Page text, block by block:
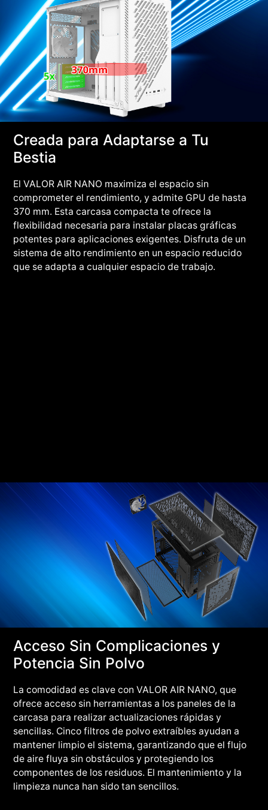
Creada para Adaptarse a Tu
Bestia
El VALOR AIR NANO maximiza el espacio sin
comprometer el rendimiento, y admite GPU de hasta
370 mm. Esta carcasa compacta te ofrece la
flexibilidad necesaria para instalar placas gráficas
potentes para aplicaciones exigentes. Disfruta de un
sistema de alto rendimiento en un espacio reducido
que se adapta a cualquier espacio de trabajo.
Acceso Sin Complicaciones y
Potencia Sin Polvo
La comodidad es clave con VALOR AIR NANO, que
ofrece acceso sin herramientas a los paneles de la
carcasa para realizar actualizaciones rápidas y
sencillas. Cinco filtros de polvo extraíbles ayudan a
mantener limpio el sistema, garantizando que el flujo
de aire fluya sin obstáculos y protegiendo los
componentes de los residuos. El mantenimiento y la
limpieza nunca han sido tan sencillos.